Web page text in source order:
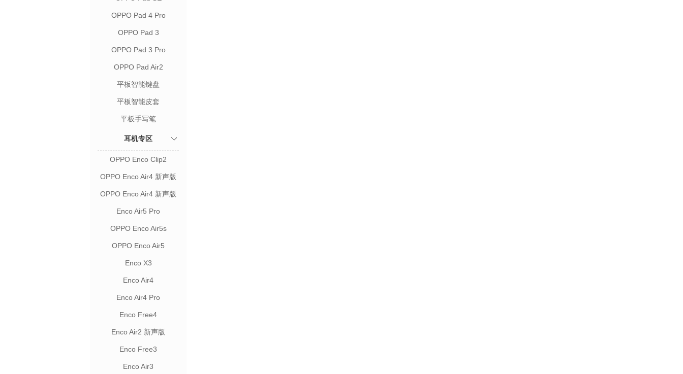
OPPO Pad 4 Pro
OPPO Pad 3
OPPO Pad 3 Pro
OPPO Pad Air2
平板智能键盘
平板智能皮套
平板手写笔
耳机专区
OPPO Enco Clip2
OPPO Enco Air4 新声版
OPPO Enco Air4 新声版
Enco Air5 Pro
OPPO Enco Air5s
OPPO Enco Air5
Enco X3
Enco Air4
Enco Air4 Pro
Enco Free4
Enco Air2 新声版
Enco Free3
Enco Air3